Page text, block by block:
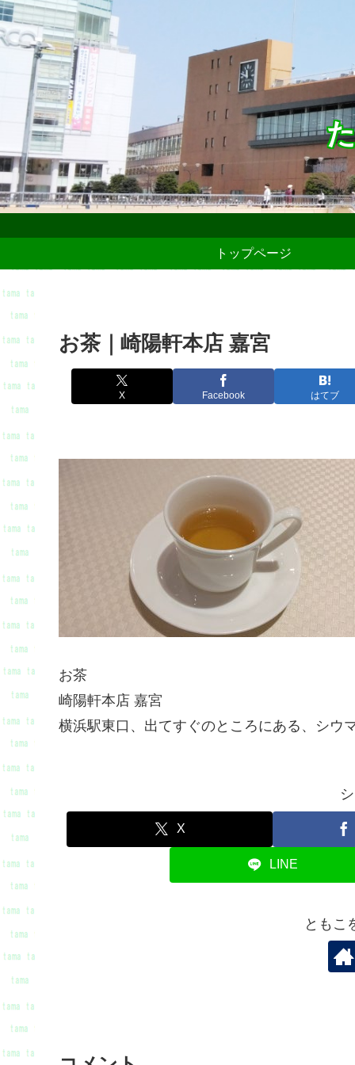
トップページ
お茶｜崎陽軒本店 嘉宮
X Facebook はてブ
お茶
崎陽軒本店 嘉宮
横浜駅東口、出てすぐのところにある、シウ
X
LINE
ともこ